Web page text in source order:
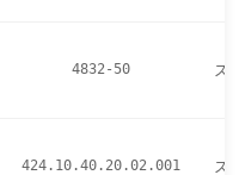
4832-50 ス
424.10.40.20.02.001 ス